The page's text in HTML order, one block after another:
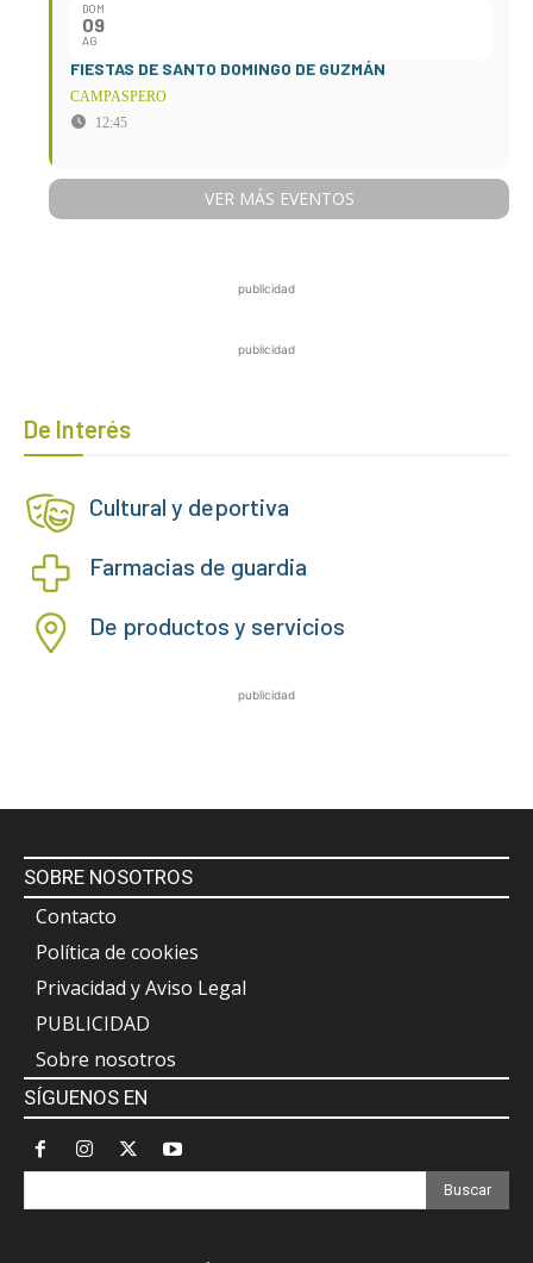
DOM
09
AG
FIESTAS DE SANTO DOMINGO DE GUZMÁN
CAMPASPERO
12:45
VER MÁS EVENTOS
publicidad
publicidad
De Interés
Cultural y deportiva
Farmacias de guardia
De productos y servicios
publicidad
SOBRE NOSOTROS
Contacto
Política de cookies
Privacidad y Aviso Legal
PUBLICIDAD
Sobre nosotros
SÍGUENOS EN
Buscar